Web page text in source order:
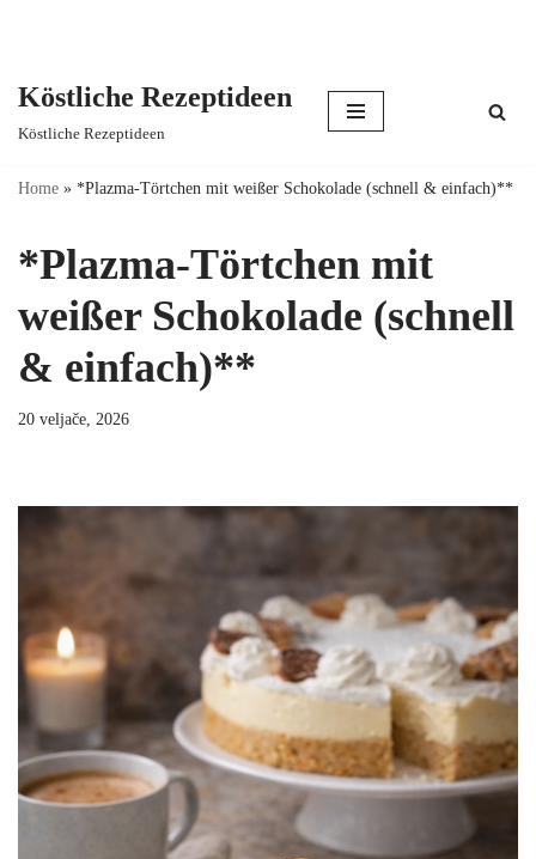
content
Köstliche Rezeptideen
Köstliche Rezeptideen
Home » *Plazma-Törtchen mit weißer Schokolade (schnell & einfach)**
*Plazma-Törtchen mit
weißer Schokolade (schnell
& einfach)**
20 veljače, 2026